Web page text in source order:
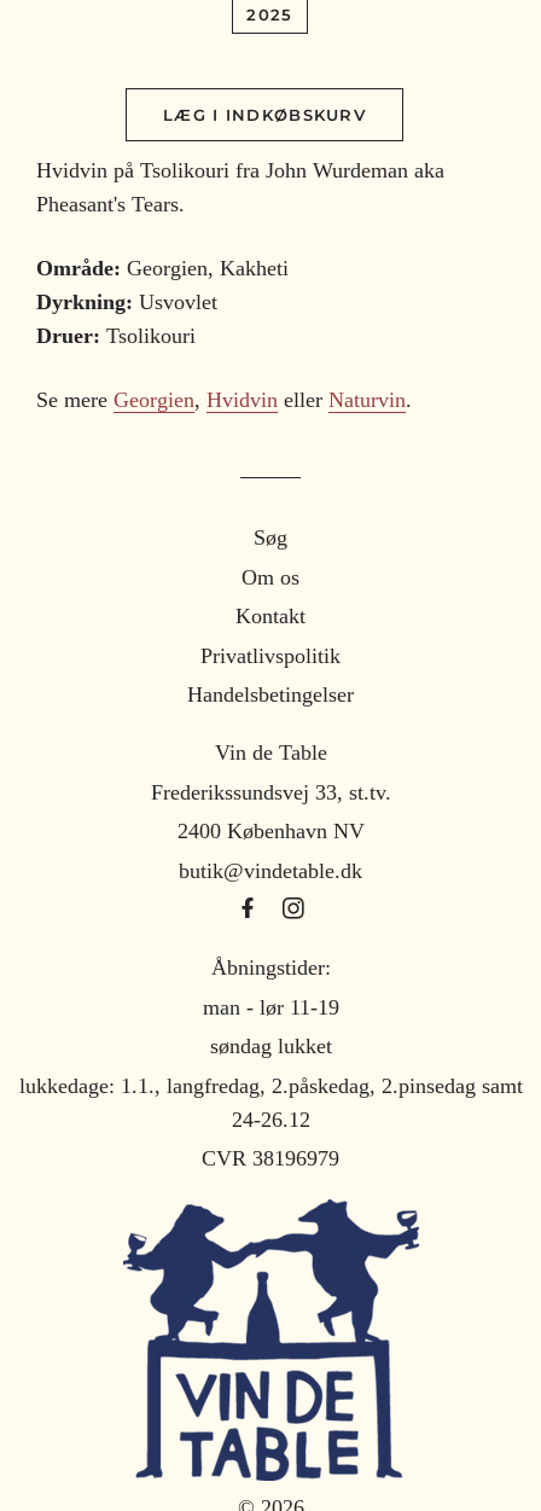
2025
LÆG I INDKØBSKURV
Hvidvin på Tsolikouri fra John Wurdeman aka
Pheasant's Tears.
Område: Georgien, Kakheti
Dyrkning: Usvovlet
Druer: Tsolikouri
Se mere Georgien, Hvidvin eller Naturvin.
Søg
Om os
Kontakt
Privatlivspolitik
Handelsbetingelser
Vin de Table
Frederikssundsvej 33, st.tv.
2400 København NV
butik@vindetable.dk
Åbningstider:
man - lør 11-19
søndag lukket
lukkedage: 1.1., langfredag, 2.påskedag, 2.pinsedag samt
24-26.12
CVR 38196979